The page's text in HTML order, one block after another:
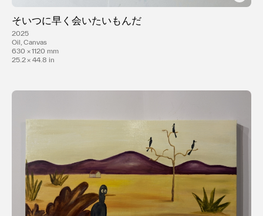
2025
Oil, Canvas
630 × 1120 mm
25.2 × 44.8 in
そいつに早く会いたいもんだ